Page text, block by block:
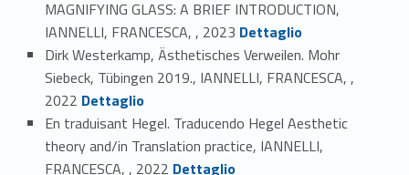
MAGNIFYING GLASS: A BRIEF INTRODUCTION,
IANNELLI, FRANCESCA, , 2023 Link identifier #identifier_person_102745-13
Dettaglio
Dirk Westerkamp, Ästhetisches Verweilen. Mohr
Siebeck, Tübingen 2019., IANNELLI, FRANCESCA, ,
2022 Link identifier #identifier_person_5213-14
Dettaglio
En traduisant Hegel. Traducendo Hegel Aesthetic
theory and/in Translation practice, IANNELLI,
FRANCESCA, , 2022 Link identifier #identifier_person_3082-15
Dettaglio